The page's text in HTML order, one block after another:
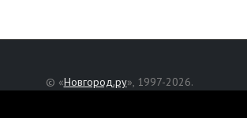
© «Новгород.ру», 1997-2026.